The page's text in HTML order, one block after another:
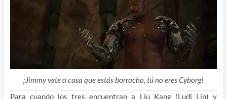
¡Jimmy vete a casa que estás borracho, tú no eres Cyborg!
Para cuando los tres encuentran a Liu Kang (Ludi Lin) y